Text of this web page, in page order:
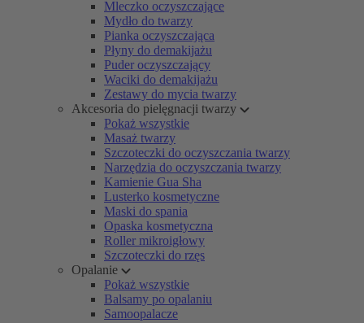
Mleczko oczyszczające
Mydło do twarzy
Pianka oczyszczająca
Płyny do demakijażu
Puder oczyszczający
Waciki do demakijażu
Zestawy do mycia twarzy
Akcesoria do pielęgnacji twarzy
Pokaż wszystkie
Masaż twarzy
Szczoteczki do oczyszczania twarzy
Narzędzia do oczyszczania twarzy
Kamienie Gua Sha
Lusterko kosmetyczne
Maski do spania
Opaska kosmetyczna
Roller mikroigłowy
Szczoteczki do rzęs
Opalanie
Pokaż wszystkie
Balsamy po opalaniu
Samoopalacze